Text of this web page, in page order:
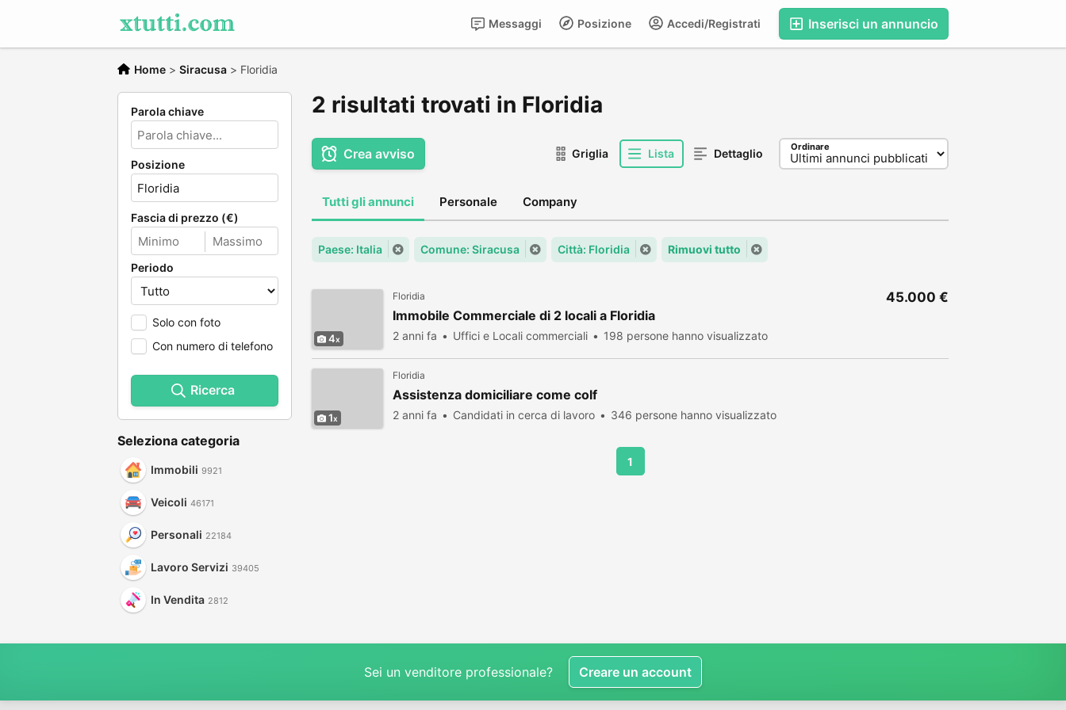
Inserisci un annuncio
Accedi/Registrati
Posizione
Messaggi
Home > Siracusa > Floridia
Parola chiave
Posizione
Fascia di prezzo (€)
Periodo
Solo con foto
Con numero di telefono
Ricerca
Seleziona categoria
Immobili 9921
Veicoli 46171
Personali 22184
Lavoro Servizi 39405
In Vendita 2812
2 risultati trovati in Floridia
Crea avviso Griglia Lista Dettaglio Ordinare
Tutti gli annunci Personale Company
Paese: Italia Comune: Siracusa Città: Floridia Rimuovi tutto
4
Floridia
Immobile Commerciale di 2 locali a Floridia
2 anni fa Uffici e Locali commerciali 198 persone hanno visualizzato
45.000 €
1
Floridia
Assistenza domiciliare come colf
2 anni fa Candidati in cerca di lavoro 346 persone hanno visualizzato
1
Sei un venditore professionale? Creare un account